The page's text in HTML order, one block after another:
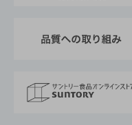
採用情報